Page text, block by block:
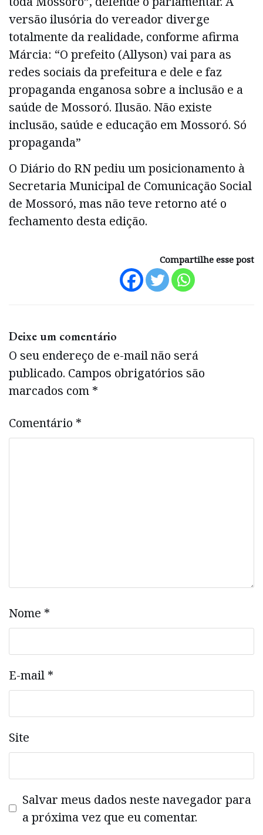
versão ilusória do vereador diverge
totalmente da realidade, conforme afirma
Márcia: “O prefeito (Allyson) vai para as
redes sociais da prefeitura e dele e faz
propaganda enganosa sobre a inclusão e a
saúde de Mossoró. Ilusão. Não existe
inclusão, saúde e educação em Mossoró. Só
propaganda”
O Diário do RN pediu um posicionamento à
Secretaria Municipal de Comunicação Social
de Mossoró, mas não teve retorno até o
fechamento desta edição.
Compartilhe esse post
Deixe um comentário
O seu endereço de e-mail não será
publicado. Campos obrigatórios são
marcados com *
Comentário *
Nome *
E-mail *
Site
Salvar meus dados neste navegador para
a próxima vez que eu comentar.